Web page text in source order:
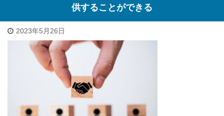
供することができる
2023年5月26日